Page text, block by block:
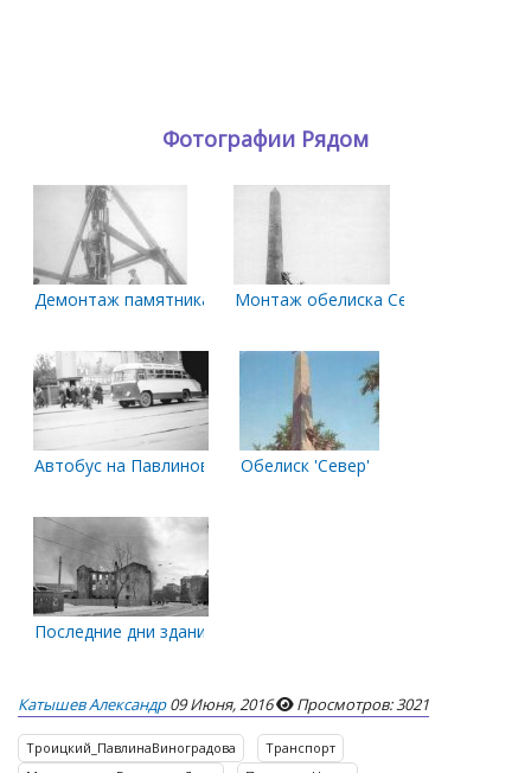
Фотографии Рядом
Демонтаж памятника ЛомоносовуМонтаж обелиска Севера
Автобус на Павлиновке. Конец 50-х-начало 60-х
Обелиск 'Север'
Последние дни здания на П.Виноградова, д. 82. Конец 1972
Катышев Александр 09 Июня, 2016 Просмотров: 3021
Троицкий_ПавлинаВиноградова
Транспорт